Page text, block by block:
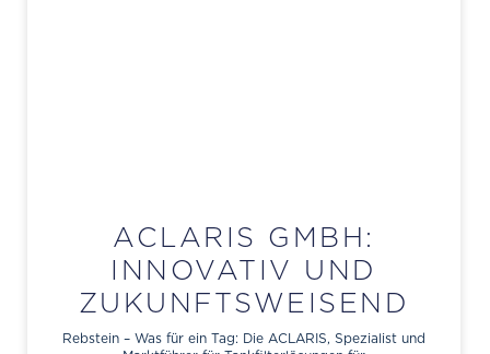
ACLARIS GMBH:
INNOVATIV UND
ZUKUNFTSWEISEND
Rebstein – Was für ein Tag: Die ACLARIS, Spezialist und